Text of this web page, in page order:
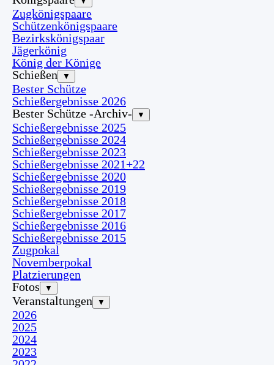
Zugkönigspaare
Schützenkönigspaare
Bezirkskönigspaar
Jägerkönig
König der Könige
Schießen
▼
Bester Schütze
Schießergebnisse 2026
Bester Schütze -Archiv-
▼
Schießergebnisse 2025
Schießergebnisse 2024
Schießergebnisse 2023
Schießergebnisse 2021+22
Schießergebnisse 2020
Schießergebnisse 2019
Schießergebnisse 2018
Schießergebnisse 2017
Schießergebnisse 2016
Schießergebnisse 2015
Zugpokal
Novemberpokal
Platzierungen
Fotos
▼
Veranstaltungen ▼
2026
2025
2024
2023